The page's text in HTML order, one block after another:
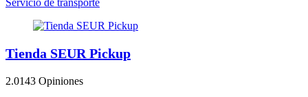
Servicio de transporte
Tienda SEUR Pickup
2.0143 Opiniones